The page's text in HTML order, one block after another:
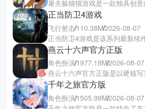
正当防卫4游戏
飞行射击110.38M2026-08-07
燕云十六声官方正版
角色扮演1977.18M2026-08-07
千年之旅官方版
角色扮演1505.99M2026-08-07